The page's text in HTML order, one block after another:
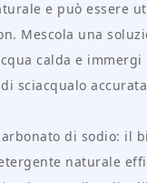
e può essere
Mescola una
calda e
sciacqualo
di sodio: il
naturale